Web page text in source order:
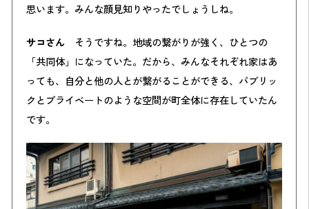
思います。みんな顔見知りやったでしょうしね。
サコさん そうですね。地域の繋がりが強く、ひとつの
「共同体」になっていた。だから、みんなそれぞれ家はあ
っても、自分と他の人とが繋がることができる、パブリッ
クとプライベートのような空間が町全体に存在していたん
です。